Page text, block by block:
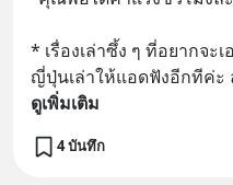
* เรื่องเล่าซึ้ง ๆ ที่อยากจะ
ญี่ปุ่นเล่าให้แอดฟังอีกทีค่
ดูเพิ่มเติม
4 บันทึก